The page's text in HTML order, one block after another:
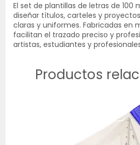
El set de plantillas de letras de
diseñar títulos, carteles y
claras y uniformes. Fabricadas en
facilitan el trazado preciso y
artistas, estudiantes y
Productos